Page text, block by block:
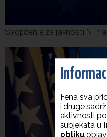
Saopćenje za javnosti NiP-a
Fena sva
i druge
aktivnosti
subjekata u
obliku